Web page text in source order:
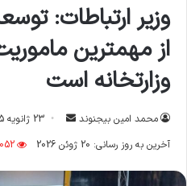
وزیر ارتباطات:
از مهمترین
وزارتخانه است
محمد امین بیجنوند
ارسال
ایمیل
23 ژانویه 2025
آخرین به روز رسانی: 20 ژوئن 2026